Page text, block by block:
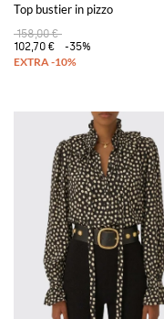
Top bustier in pizzo
158,00 €
102,70 €
-35%